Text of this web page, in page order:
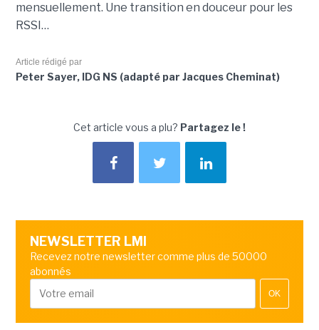
mensuellement. Une transition en douceur pour les
RSSI…
Article rédigé par
Peter Sayer, IDG NS (adapté par Jacques Cheminat)
Cet article vous a plu? Partagez le !
NEWSLETTER LMI
Recevez notre newsletter comme plus de 50000
abonnés
OK